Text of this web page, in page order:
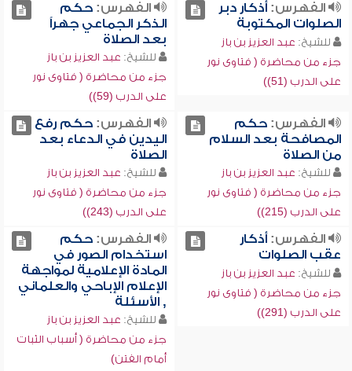
الفهرس:أذكار دبر
الصلوات المكتوبة
للشيخ: عبد العزيز بن باز
جزء من محاضرة ( فتاوى نور
على الدرب (51))
الفهرس:حكم
الذكر الجماعي جهراً
بعد الصلاة
للشيخ: عبد العزيز بن باز
جزء من محاضرة ( فتاوى نور
على الدرب (59))
الفهرس:حكم
المصافحة بعد السلام
من الصلاة
للشيخ: عبد العزيز بن باز
جزء من محاضرة ( فتاوى نور
على الدرب (215))
الفهرس:حكم رفع
اليدين في الدعاء بعد
الصلاة
للشيخ: عبد العزيز بن باز
جزء من محاضرة ( فتاوى نور
على الدرب (243))
الفهرس:أذكار
عقب الصلوات
للشيخ: عبد العزيز بن باز
جزء من محاضرة ( فتاوى نور
على الدرب (291))
الفهرس:حكم
استخدام الصور في
المادة الإعلامية لمواجهة
الإعلام الإباحي والعلماني
, الأسئلة
للشيخ: عبد العزيز بن باز
جزء من محاضرة ( أسباب الثبات
أمام الفتن)